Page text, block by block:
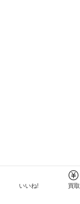
いいね! 買取